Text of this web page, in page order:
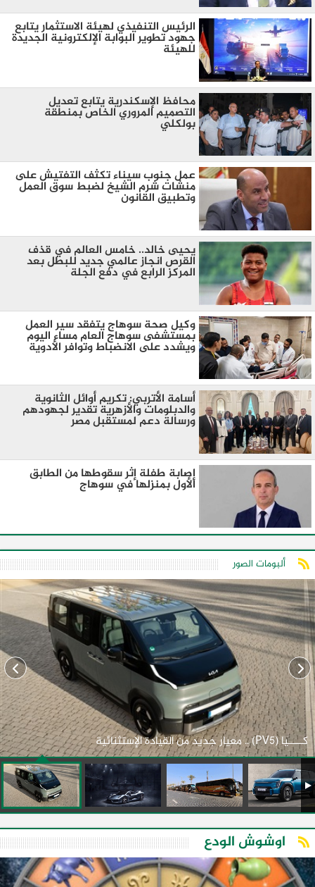
الرئيس التنفيذي لهيئة الاستثمار يتابع
جهود تطوير البوابة الإلكترونية الجديدة
للهيئة
محافظ الإسكندرية يتابع تعديل
التصميم المروري الخاص بمنطقة
بولكلي
عمل جنوب سيناء تكثف التفتيش على
منشات شرم الشيخ لضبط سوق العمل
وتطبيق القانون
يحيى خالد.. خامس العالم في قذف
القرص انجاز عالمي جديد للبطل بعد
المركز الرابع في دفع الجلة
وكيل صحة سوهاج يتفقد سير العمل
بمستشفى سوهاج العام مساء اليوم
ويشدد على الانضباط وتوافر الأدوية
أسامة الأتربي: تكريم أوائل الثانوية
والدبلومات والأزهرية تقدير لجهودهم
ورسالة دعم لمستقبل مصر
إصابة طفلة إثر سقوطها من الطابق
الأول بمنزلها في سوهاج
ألبومات الصور
كـــــيا (PV5) .. معيار جديد من القيادة الإستثنائية
اوشوش الودع